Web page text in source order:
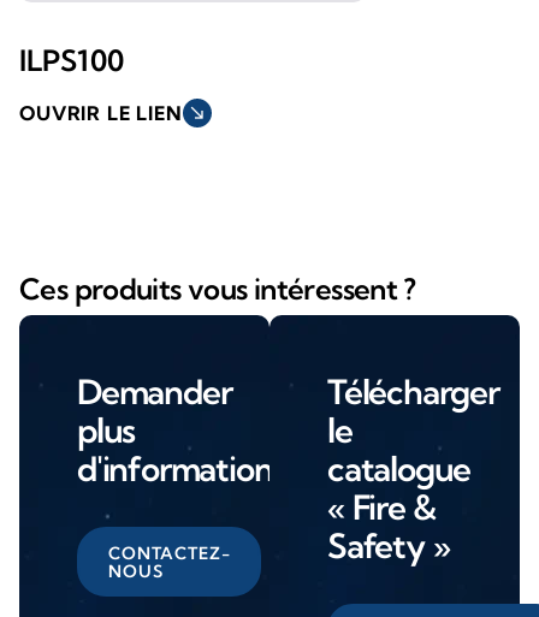
ILPS100
OUVRIR LE LIEN south_east
Ces produits vous intéressent ?
Demander
plus
d'informations
CONTACTEZ-
NOUS
Télécharger
le
catalogue
« Fire &
Safety »